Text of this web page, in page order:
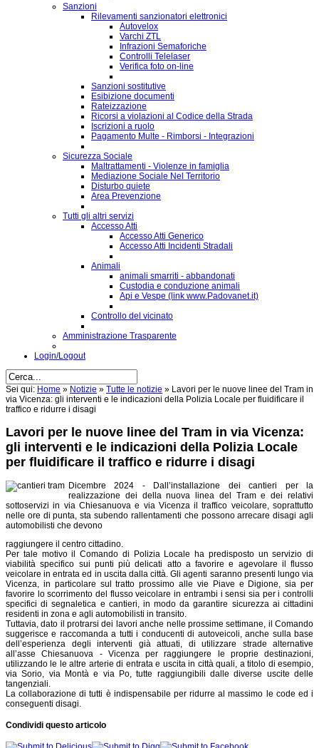
Sanzioni
Rilevamenti sanzionatori elettronici
Autovelox
Varchi ZTL
Infrazioni Semaforiche
Controlli Telelaser
Verifica foto on-line
Sanzioni sostitutive
Esibizione documenti
Rateizzazione
Ricorsi a violazioni al Codice della Strada
Iscrizioni a ruolo
Pagamento Multe - Rimborsi - Integrazioni
Sicurezza Sociale
Maltrattamenti - Violenze in famiglia
Mediazione Sociale Nel Territorio
Disturbo quiete
Area Prevenzione
Tutti gli altri servizi
Accesso Atti
Accesso Atti Generico
Accesso Atti Incidenti Stradali
Animali
animali smarriti - abbandonati
Custodia e conduzione animali
Api e Vespe (link www.Padovanet.it)
Controllo del vicinato
Amministrazione Trasparente
Login/Logout
Sei qui: Home » Notizie » Tutte le notizie » Lavori per le nuove linee del Tram in
via Vicenza: gli interventi e le indicazioni della Polizia Locale per fluidificare il
traffico e ridurre i disagi
Lavori per le nuove linee del Tram in via Vicenza:
gli interventi e le indicazioni della Polizia Locale
per fluidificare il traffico e ridurre i disagi
Dicembre 2024 - Dall’installazione dei cantieri per la
realizzazione dei della nuova linea del Tram e dei relativi
sottoservizi in via Chiesanuova e via Vicenza il traffico veicolare, soprattutto
nelle ore di punta, sta subendo rallentamenti che possono arrecare disagi agli
automobilisti che devono
raggiungere il centro cittadino.
Per tale motivo il Comando di Polizia Locale ha predisposto un servizio di
viabilità specifico sui punti più delicati atto a favorire e agevolare il flusso
veicolare in entrata ed in uscita dalla città. Gli agenti saranno presenti lungo via
Vicenza, in particolare sul tratto prossimo alle vie Piave e Digione, sia per
favorire lo scorrimento del flusso veicolare in entrambi i sensi sia per i controlli
specifici di segnaletica e cantieri, in modo da garantire sicurezza ai cittadini
residenti in zona e agli automobilisti in transito.
Tuttavia, dato il protrarsi dei lavori anche nelle prossime settimane, il Comando
suggerisce e raccomanda a tutti i conducenti di autoveicoli, anche sulla base
dell’esperienza degli interventi già attuati, di utilizzare strade alternative
all’asse Chiesanuova - Vicenza per raggiungere le proprie destinazioni,
utilizzando le le altre arterie di entrata e uscita in città quali, a titolo di esempio,
via Sorio, via Montà e via Po, tutte raggiungibili dalle diverse uscite delle
tangenziali.
La collaborazione di tutti è indispensabile per ridurre al massimo le code ed i
conseguenti disagi.
Condividi questo articolo